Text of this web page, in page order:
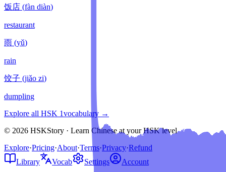
饭店 (fàn diàn)
restaurant
雨 (yǔ)
rain
饺子 (jiǎo zi)
dumpling
Explore all HSK 1vocabulary →
© 2026 HSKStory · Learn Chinese at your HSK level
Explore·Pricing·About·Terms·Privacy·Refund
Library
Vocab Settings Account